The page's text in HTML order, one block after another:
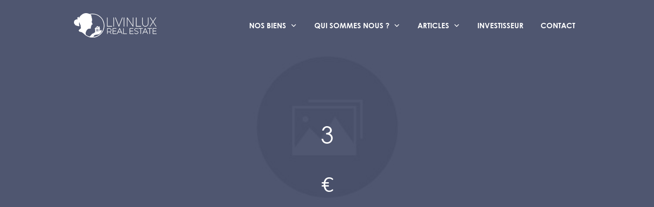
NOS BIENS QUI SOMMES NOUS ? ARTICLES INVESTISSEUR CONTACT
3
€